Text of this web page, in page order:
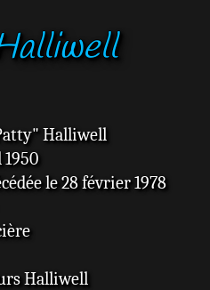
Halliwell
le 28 février 1978
Halliwell